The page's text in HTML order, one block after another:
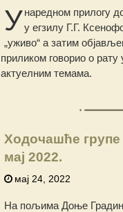
У наредном прилогу
у егзилу Г.Г.
„уживо“ а затим
приликом говорио о
актуелним темама.
Ходочашће групе
мај 2022.
мај 24, 2022
На пољима Доње